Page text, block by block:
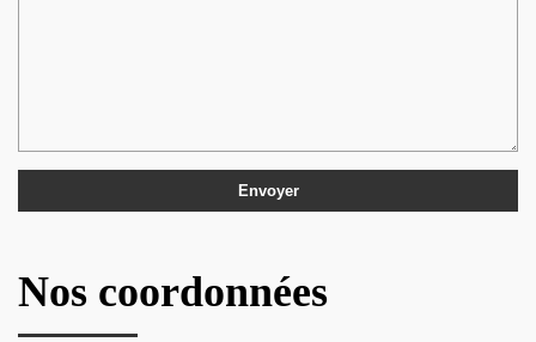
Nos coordonnées